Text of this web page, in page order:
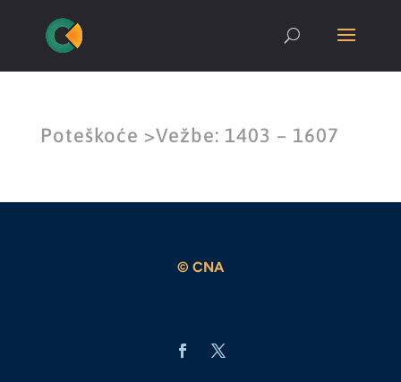
Poteškoće >Vežbe: 1403 – 1607
© CNA